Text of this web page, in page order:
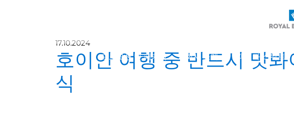
프로모션 및 패키지 회사 소개 객실과 스위트
17.10.2024
호이안 여행 중 반드시 맛
식